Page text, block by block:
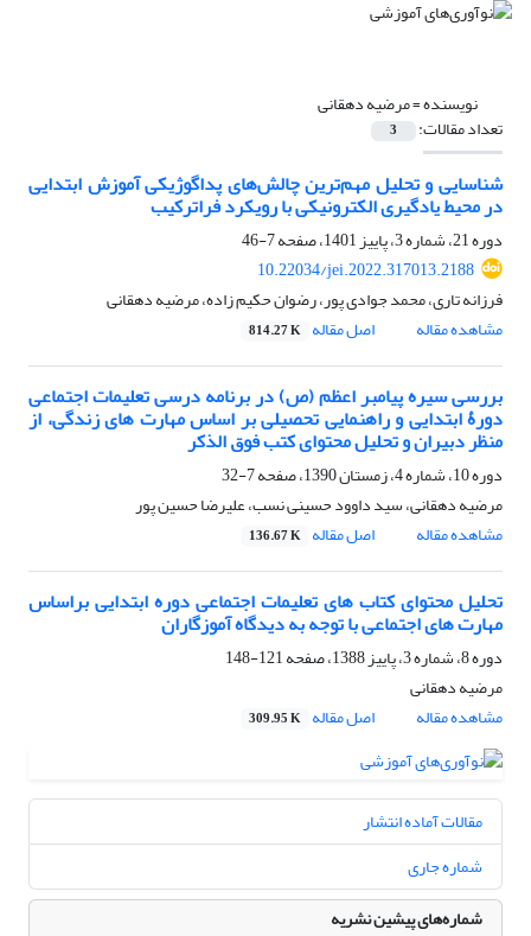
نویسنده =مرضیه دهقانی
تعداد مقالات: 3
شناسایی و تحلیل ‌مهم‌ترین چالش‌های پداگوژیکی آموزش ابتدایی
در محیط یادگیری الکترونیکی با رویکرد فراترکیب
دوره 21، شماره 3، پاییز 1401، صفحه
7-46
10.22034/jei.2022.317013.2188
فرزانه تاری، محمد جوادی پور، رضوان حکیم زاده، مرضیه دهقانی
مشاهده مقاله
اصل مقاله 814.27 K
بررسی سیره پیامبر اعظم (ص) در برنامه درسی تعلیمات اجتماعی
دورۀ ابتدایی و راهنمایی تحصیلی بر اساس مهارت های زندگی، از
منظر دبیران و تحلیل محتوای کتب فوق الذکر
دوره 10، شماره 4، زمستان 1390، صفحه
7-32
مرضیه دهقانی، سید داوود حسینی نسب، علیرضا حسین پور
مشاهده مقاله
اصل مقاله 136.67 K
تحلیل محتوای کتاب های تعلیمات اجتماعی دوره ابتدایی براساس
مهارت های اجتماعی با توجه به دیدگاه آموزگاران
دوره 8، شماره 3، پاییز 1388، صفحه
121-148
مرضیه دهقانی
مشاهده مقاله
اصل مقاله 309.95 K
مقالات آماده انتشار
شماره جاری
شماره‌های پیشین نشریه